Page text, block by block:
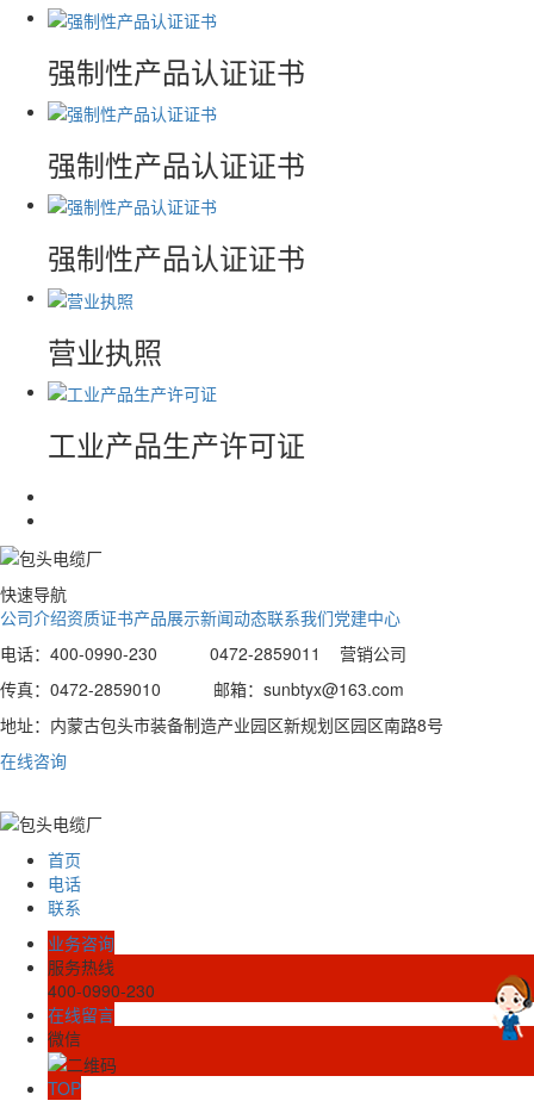
强制性产品认证证书
强制性产品认证证书
强制性产品认证证书
营业执照
工业产品生产许可证
快速导航
公司介绍资质证书产品展示新闻动态联系我们党建中心
电话：400-0990-230 0472-2859011 营销公司
传真：0472-2859010 邮箱：sunbtyx@163.com
地址：内蒙古包头市装备制造产业园区新规划区园区南路8号
在线咨询
首页
电话
联系
业务咨询
服务热线
400-0990-230
在线留言
微信
TOP